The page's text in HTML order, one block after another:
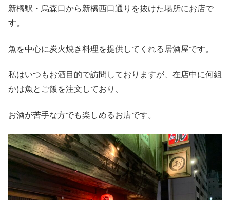
新橋駅・烏森口から新橋西口通りを抜けた場所にお店で
す。
魚を中心に炭火焼き料理を提供してくれる居酒屋です。
私はいつもお酒目的で訪問しておりますが、在店中に何組
かは魚とご飯を注文しており、
お酒が苦手な方でも楽しめるお店です。